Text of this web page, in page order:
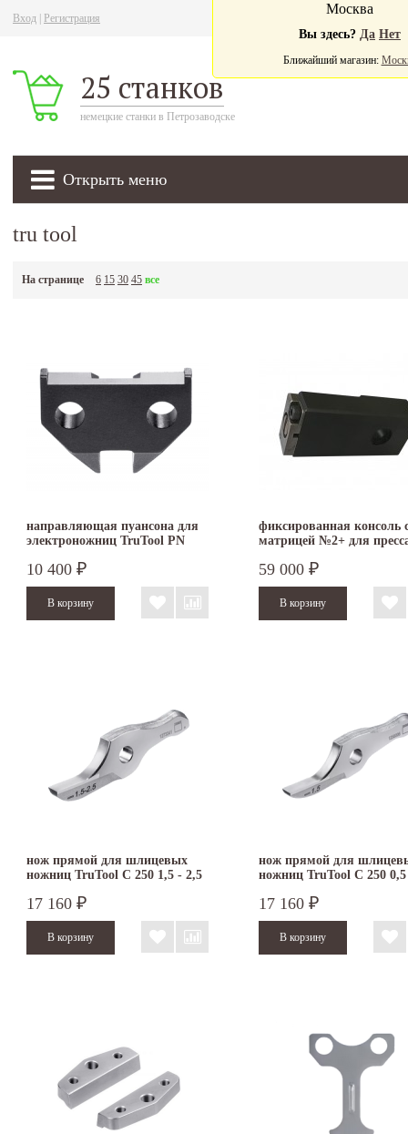
Вход Регистрация
25 станков
немецкие станки в Петрозаводске
Открыть меню
Москва
Вы здесь? Да Нет
Ближайший магазин:
tru tool
На странице 6 15 30 45 все
направляющая пуансона для
электроножниц TruTool PN
10 400 ₽
фиксированная консоль
матрицей №2+ для
59 000 ₽
нож прямой для шлицевых
ножниц TruTool C 250 1,5 - 2,5
17 160 ₽
нож прямой для
ножниц TruTool C 250
17 160 ₽